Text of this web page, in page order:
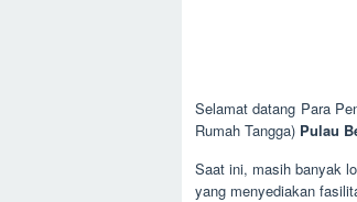
Selamat datang Para
Rumah Tangga) Pulau
Saat ini, masih banyak
yang menyediakan